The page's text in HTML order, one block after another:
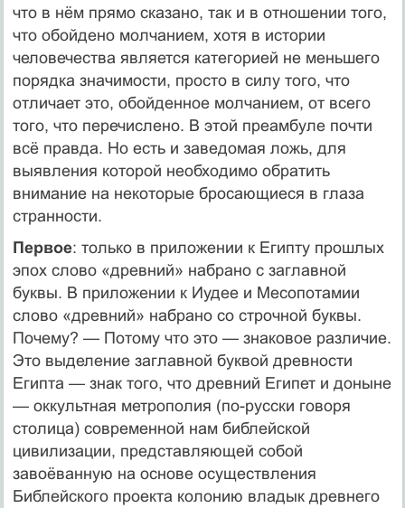
что в нём прямо сказано, так и в отношении того,
что обойдено молчанием, хотя в истории
человечества является категорией не меньшего
порядка значимости, просто в силу того, что
отличает это, обойденное молчанием, от всего
того, что перечислено. В этой преамбуле почти
всё правда. Но есть и заведомая ложь, для
выявления которой необходимо обратить
внимание на некоторые бросающиеся в глаза
странности.
Первое: только в приложении к Египту прошлых
эпох слово «древний» набрано с заглавной
буквы. В приложении к Иудее и Месопотамии
слово «древний» набрано со строчной буквы.
Почему? — Потому что это — знаковое различие.
Это выделение заглавной буквой древности
Египта — знак того, что древний Египет и доныне
— оккультная метрополия (по-русски говоря
столица) современной нам библейской
цивилизации, представляющей собой
завоёванную на основе осуществления
Библейского проекта колонию владык древнего